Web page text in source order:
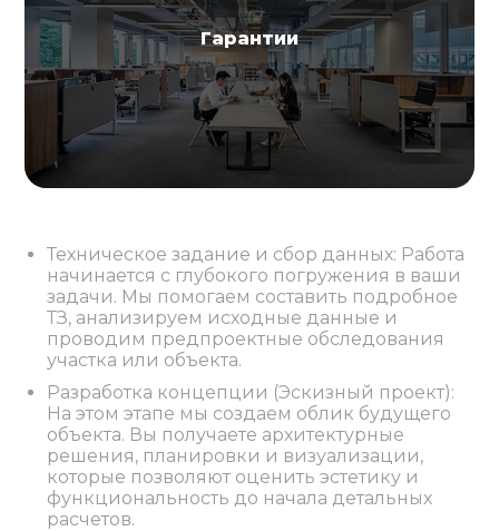
Гарантии
Техническое задание и сбор данных: Работа
начинается с глубокого погружения в ваши
задачи. Мы помогаем составить подробное
ТЗ, анализируем исходные данные и
проводим предпроектные обследования
участка или объекта.
Разработка концепции (Эскизный проект):
На этом этапе мы создаем облик будущего
объекта. Вы получаете архитектурные
решения, планировки и визуализации,
которые позволяют оценить эстетику и
функциональность до начала детальных
расчетов.